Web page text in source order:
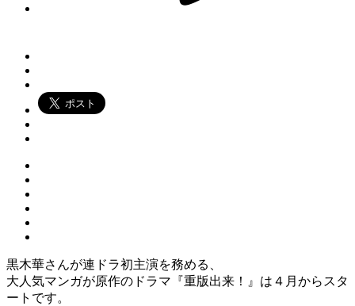
黒木華さんが連ドラ初主演を務める、
大人気マンガが原作のドラマ『重版出来！』は４月からスタ
ートです。